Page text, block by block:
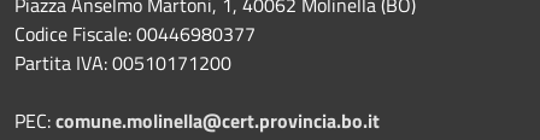
Codice Fiscale: 00446980377
Partita IVA: 00510171200
PEC:comune.molinella@cert.provincia.bo.it